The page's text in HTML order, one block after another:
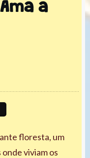
a
floresta, um
viviam os